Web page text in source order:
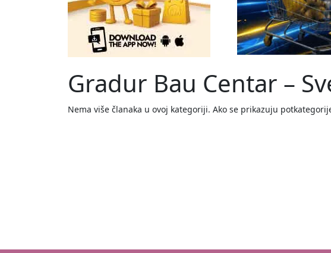
Gradur Bau Centar –
Nema više članaka u ovoj kategoriji. Ako se prikazuju